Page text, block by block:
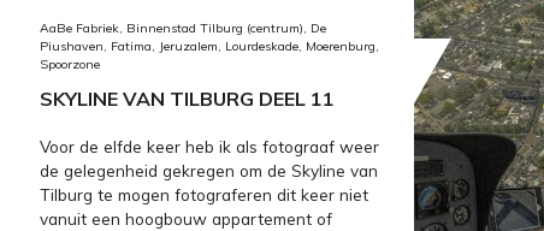
AaBe Fabriek, Binnenstad Tilburg (centrum), De
Piushaven, Fatima, Jeruzalem, Lourdeskade, Moerenburg,
Spoorzone
SKYLINE VAN TILBURG DEEL 11
Voor de elfde keer heb ik als fotograaf weer
de gelegenheid gekregen om de Skyline van
Tilburg te mogen fotograferen dit keer niet
vanuit een hoogbouw appartement of